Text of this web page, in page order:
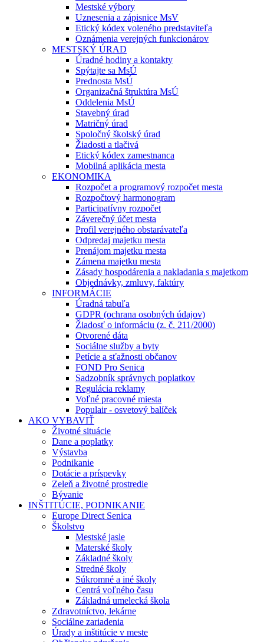
Mestské výbory
Uznesenia a zápisnice MsV
Etický kódex voleného predstaviteľa
Oznámenia verejných funkcionárov
MESTSKÝ ÚRAD
Úradné hodiny a kontakty
Spýtajte sa MsÚ
Prednosta MsÚ
Organizačná štruktúra MsÚ
Oddelenia MsÚ
Stavebný úrad
Matričný úrad
Spoločný školský úrad
Žiadosti a tlačivá
Etický kódex zamestnanca
Mobilná aplikácia mesta
EKONOMIKA
Rozpočet a programový rozpočet mesta
Rozpočtový harmonogram
Participatívny rozpočet
Záverečný účet mesta
Profil verejného obstarávateľa
Odpredaj majetku mesta
Prenájom majetku mesta
Zámena majetku mesta
Zásady hospodárenia a nakladania s majetkom
Objednávky, zmluvy, faktúry
INFORMÁCIE
Úradná tabuľa
GDPR (ochrana osobných údajov)
Žiadosť o informáciu (z. č. 211/2000)
Otvorené dáta
Sociálne služby a byty
Petície a sťažnosti občanov
FOND Pro Senica
Sadzobník správnych poplatkov
Regulácia reklamy
Voľné pracovné miesta
Populair - osvetový balíček
AKO VYBAVIŤ
Životné situácie
Dane a poplatky
Výstavba
Podnikanie
Dotácie a príspevky
Zeleň a životné prostredie
Bývanie
INŠTITÚCIE, PODNIKANIE
Europe Direct Senica
Školstvo
Mestské jasle
Materské školy
Základné školy
Stredné školy
Súkromné a iné školy
Centrá voľného času
Základná umelecká škola
Zdravotníctvo, lekárne
Sociálne zariadenia
Úrady a inštitúcie v meste